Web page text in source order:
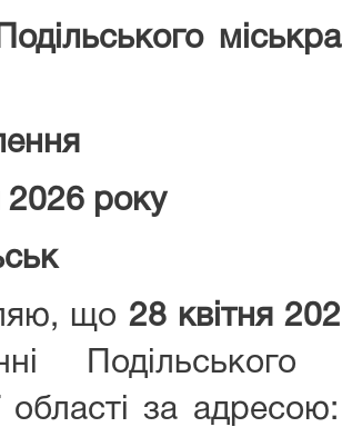
2026 року
що 28 квітня
Подільського
області за